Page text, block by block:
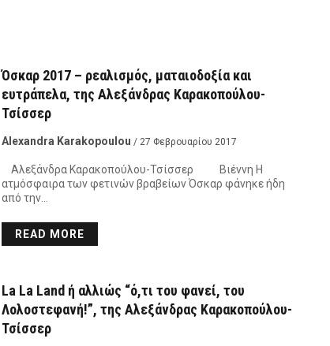
Όσκαρ 2017 – ρεαλισμός, ματαιοδοξία και
ευτράπελα, της Αλεξάνδρας Καρακοπούλου-
Τσίσσερ
Alexandra Karakopoulou / 27 Φεβρουαρίου 2017
Αλεξάνδρα Καρακοπούλου-Τσίσσερ Βιέννη Η
ατμόσφαιρα των φετινών βραβείων Όσκαρ φάνηκε ήδη
από την…
READ MORE
La La Land ή αλλιώς “ό,τι του φανεί, του
Λολοστεφανή!”, της Αλεξάνδρας Καρακοπούλου-
Τσίσσερ